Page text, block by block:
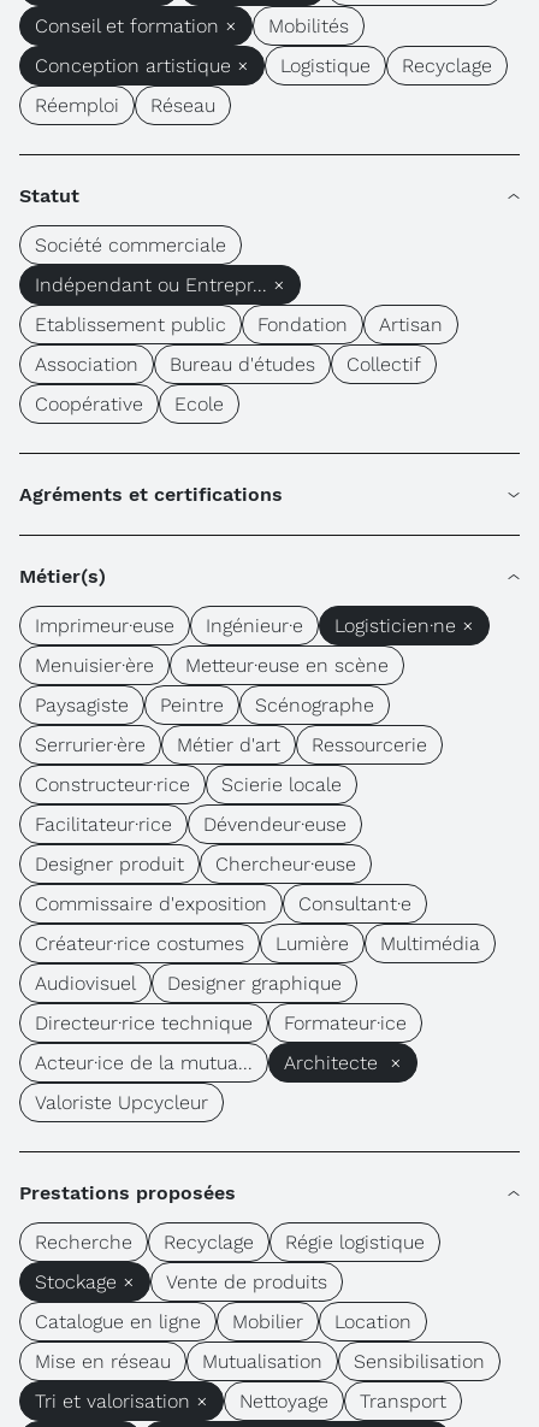
Conseil et formation ×
Mobilités
Conception artistique ×
Logistique
Recyclage
Réemploi
Réseau
Statut
Société commerciale
Indépendant ou Entrepr... ×
Etablissement public
Fondation
Artisan
Association
Bureau d'études
Collectif
Coopérative
Ecole
Agréments et certifications
Métier(s)
Imprimeur·euse Ingénieur·e
Logisticien·ne ×
Menuisier·ère
Metteur·euse en scène
Paysagiste
Peintre
Scénographe
Serrurier·ère
Métier d'art
Ressourcerie
Constructeur·rice
Scierie locale
Facilitateur·rice
Dévendeur·euse
Designer produit
Chercheur·euse
Commissaire d'exposition
Consultant·e
Créateur·rice costumes
Lumière
Multimédia
Audiovisuel
Designer graphique
Directeur·rice technique
Formateur·ice
Acteur·ice de la mutua...
Architecte ×
Valoriste Upcycleur
Prestations proposées
Recherche Recyclage
Régie logistique
Stockage ×
Vente de produits
Catalogue en ligne
Mobilier
Location
Mise en réseau
Mutualisation
Sensibilisation
Tri et valorisation ×
Nettoyage Transport